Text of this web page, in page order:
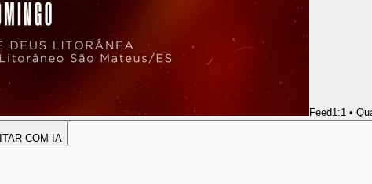
Feed1:1 •
COM IA